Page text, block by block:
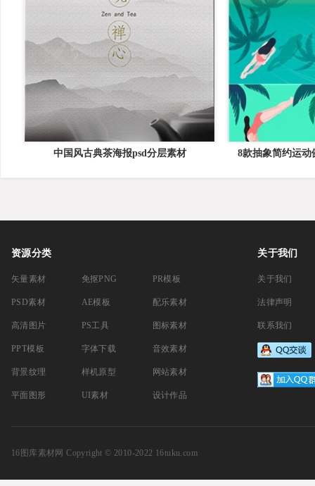
中国风古典茶海报psd分层素材 8款抽象简约运动
资源分类
矢量素材
PSD素材
高清图片
PPT模板
背景纹理
平面图形
免抠PNG
AE模板
PS工具
字体下载
样机原型
UI素材
PR模板
配乐素材
图标素材
音效素材
网站素材
设计作品
关于我们
关于我们
法律声明
联系我们
16图库素材网 Copyright © 2010-2022 16tuku.com